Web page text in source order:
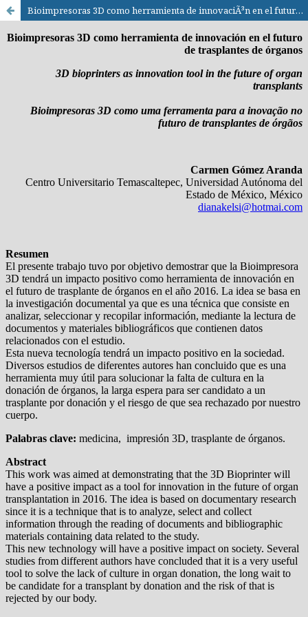
Bioimpresoras 3D como herramienta de innovaciÃ³n en el futuro de trasplantes de Ã³rganos / 3D bioprinters as innovation tool in the future of organ transplants